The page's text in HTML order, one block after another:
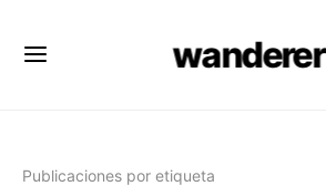
wanderer
Publicaciones por etiqueta